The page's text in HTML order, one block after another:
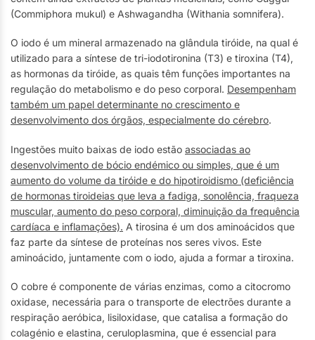
(Commiphora mukul) e Ashwagandha (Withania somnifera).
O iodo é um mineral armazenado na glândula tiróide, na qual é
utilizado para a síntese de tri-iodotironina (T3) e tiroxina (T4),
as hormonas da tiróide, as quais têm funções importantes na
regulação do metabolismo e do peso corporal. Desempenham
também um papel determinante no crescimento e
desenvolvimento dos órgãos, especialmente do cérebro.
Ingestões muito baixas de iodo estão associadas ao
desenvolvimento de bócio endémico ou simples, que é um
aumento do volume da tiróide e do hipotiroidismo (deficiência
de hormonas tiroideias que leva a fadiga, sonolência, fraqueza
muscular, aumento do peso corporal, diminuição da frequência
cardíaca e inflamações). A tirosina é um dos aminoácidos que
faz parte da síntese de proteínas nos seres vivos. Este
aminoácido, juntamente com o iodo, ajuda a formar a tiroxina.
O cobre é componente de várias enzimas, como a citocromo
oxidase, necessária para o transporte de electrões durante a
respiração aeróbica, lisiloxidase, que catalisa a formação do
colagénio e elastina, ceruloplasmina, que é essencial para